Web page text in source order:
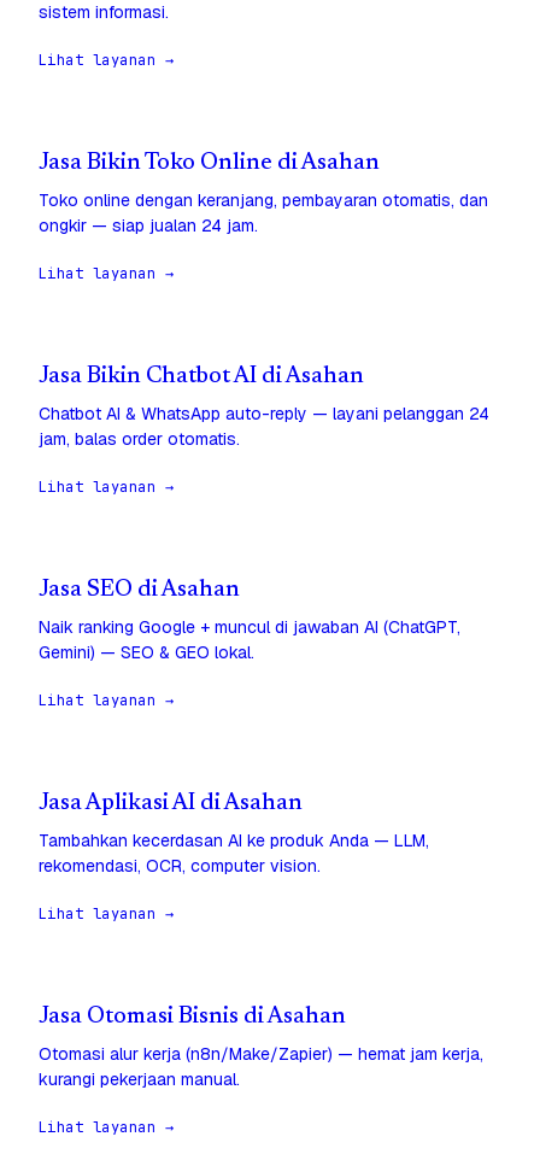
sistem informasi.
Lihat layanan →
Jasa Bikin Toko Online di Asahan
Toko online dengan keranjang, pembayaran otomatis, dan
ongkir — siap jualan 24 jam.
Lihat layanan →
Jasa Bikin Chatbot AI di Asahan
Chatbot AI & WhatsApp auto-reply — layani pelanggan 24
jam, balas order otomatis.
Lihat layanan →
Jasa SEO di Asahan
Naik ranking Google + muncul di jawaban AI (ChatGPT,
Gemini) — SEO & GEO lokal.
Lihat layanan →
Jasa Aplikasi AI di Asahan
Tambahkan kecerdasan AI ke produk Anda — LLM,
rekomendasi, OCR, computer vision.
Lihat layanan →
Jasa Otomasi Bisnis di Asahan
Otomasi alur kerja (n8n/Make/Zapier) — hemat jam kerja,
kurangi pekerjaan manual.
Lihat layanan →